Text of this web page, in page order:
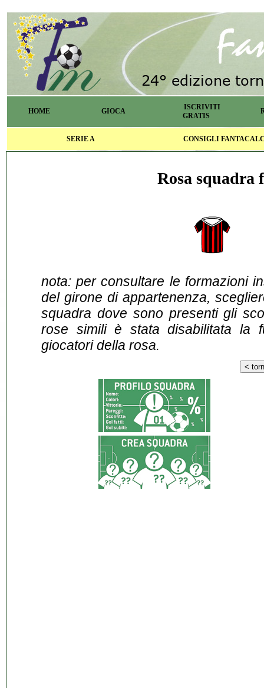
HOME GIOCA
ISCRIVITI
GRATIS
SERIE A CONSIGLI
Rosa squadra
nota: per consultare le formazioni
del girone di appartenenza,
squadra dove sono presenti gli
rose simili è stata disabilitata la
giocatori della rosa.